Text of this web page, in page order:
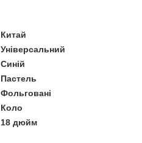
Китай
Універсальний
Синій
Пастель
Фольговані
Коло
18 дюйм